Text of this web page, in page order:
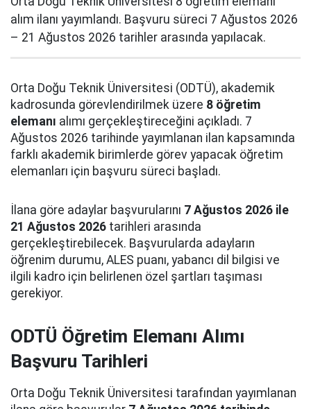
alım ilanı yayımlandı. Başvuru süreci 7 Ağustos 2026
– 21 Ağustos 2026 tarihler arasında yapılacak.
Orta Doğu Teknik Üniversitesi (ODTÜ), akademik
kadrosunda görevlendirilmek üzere 8 öğretim
elemanı alımı gerçekleştireceğini açıkladı. 7
Ağustos 2026 tarihinde yayımlanan ilan kapsamında
farklı akademik birimlerde görev yapacak öğretim
elemanları için başvuru süreci başladı.
İlana göre adaylar başvurularını 7 Ağustos 2026 ile
21 Ağustos 2026 tarihleri arasında
gerçekleştirebilecek. Başvurularda adayların
öğrenim durumu, ALES puanı, yabancı dil bilgisi ve
ilgili kadro için belirlenen özel şartları taşıması
gerekiyor.
ODTÜ Öğretim Elemanı Alımı
Başvuru Tarihleri
Orta Doğu Teknik Üniversitesi tarafından yayımlanan